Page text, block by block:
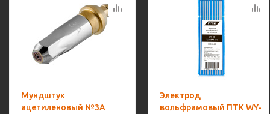
Мундштук
ацетиленовый №3А
Электрод
вольфрамовый ПТК WY-